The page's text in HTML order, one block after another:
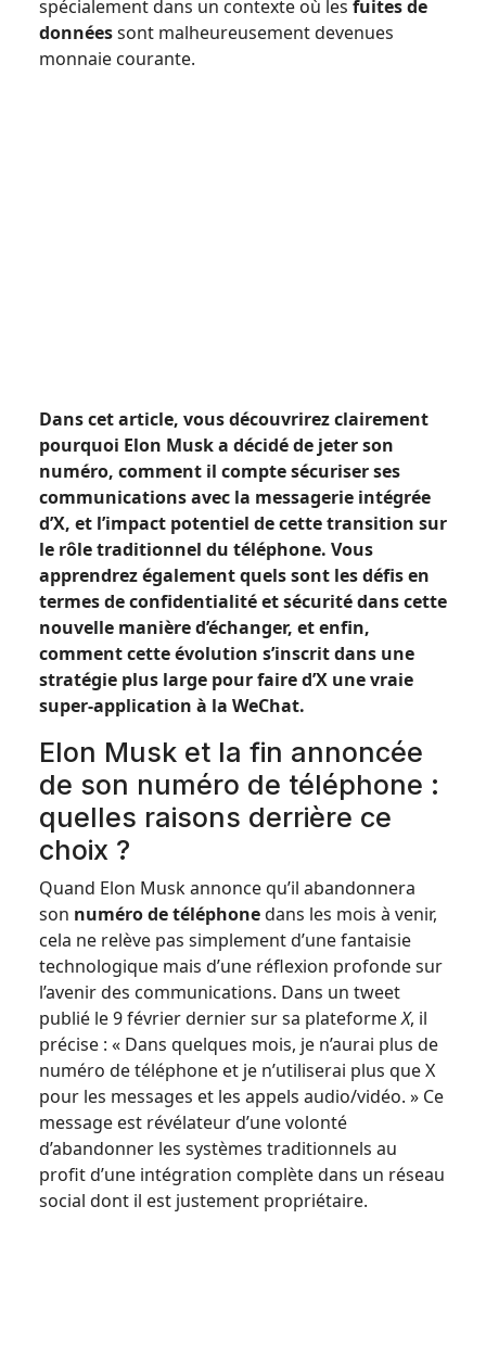
spécialement dans un contexte où les fuites de
donnéessont malheureusement devenues
monnaie courante.
Dans cet article, vous découvrirez clairement
pourquoi Elon Musk a décidé de jeter son
numéro, comment il compte sécuriser ses
communications avec la messagerie intégrée
d’X, et l’impact potentiel de cette transition sur
le rôle traditionnel du téléphone. Vous
apprendrez également quels sont les défis en
termes de confidentialité et sécurité dans cette
nouvelle manière d’échanger, et enfin,
comment cette évolution s’inscrit dans une
stratégie plus large pour faire d’X une vraie
super-application à la WeChat.
Elon Musk et la fin annoncée
de son numéro de téléphone :
quelles raisons derrière ce
choix ?
Quand Elon Musk annonce qu’il abandonnera
son numéro de téléphonedans les mois à venir,
cela ne relève pas simplement d’une fantaisie
technologique mais d’une réflexion profonde sur
l’avenir des communications. Dans un tweet
publié le 9 février dernier sur sa plateformeX, il
précise : « Dans quelques mois, je n’aurai plus de
numéro de téléphone et je n’utiliserai plus que X
pour les messages et les appels audio/vidéo. » Ce
message est révélateur d’une volonté
d’abandonner les systèmes traditionnels au
profit d’une intégration complète dans un réseau
social dont il est justement propriétaire.